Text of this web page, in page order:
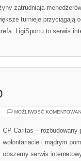
zatrudniają
turnieje przyciągają
LigiSportu to serwis
MOŻLIWOŚĆ
CP Caritas – rozbudowany
wolontariacie i mądrym
obszerny serwis